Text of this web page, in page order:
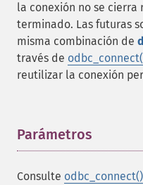
la conexión no se
terminado. Las futuras
misma combinación de
través de
reutilizar la conexión
Parámetros
Consulte odbc_connect()